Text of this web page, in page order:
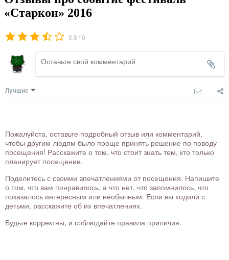
«Старкон» 2016
3.8 /6
Лучшие
Пожалуйста, оставьте подробный отзыв или комментарий,
чтобы другим людям было проще принять решение по поводу
посещения! Расскажите о том, что стоит знать тем, кто только
планирует посещение.
Поделитесь с своими впечатлениями от посещения. Напишите
о том, что вам понравилось, а что нет, что запомнилось, что
показалось интересным или необычным. Если вы ходили с
детьми, расскажите об их впечатлениях.
Будьте корректны, и соблюдайте правила приличия.